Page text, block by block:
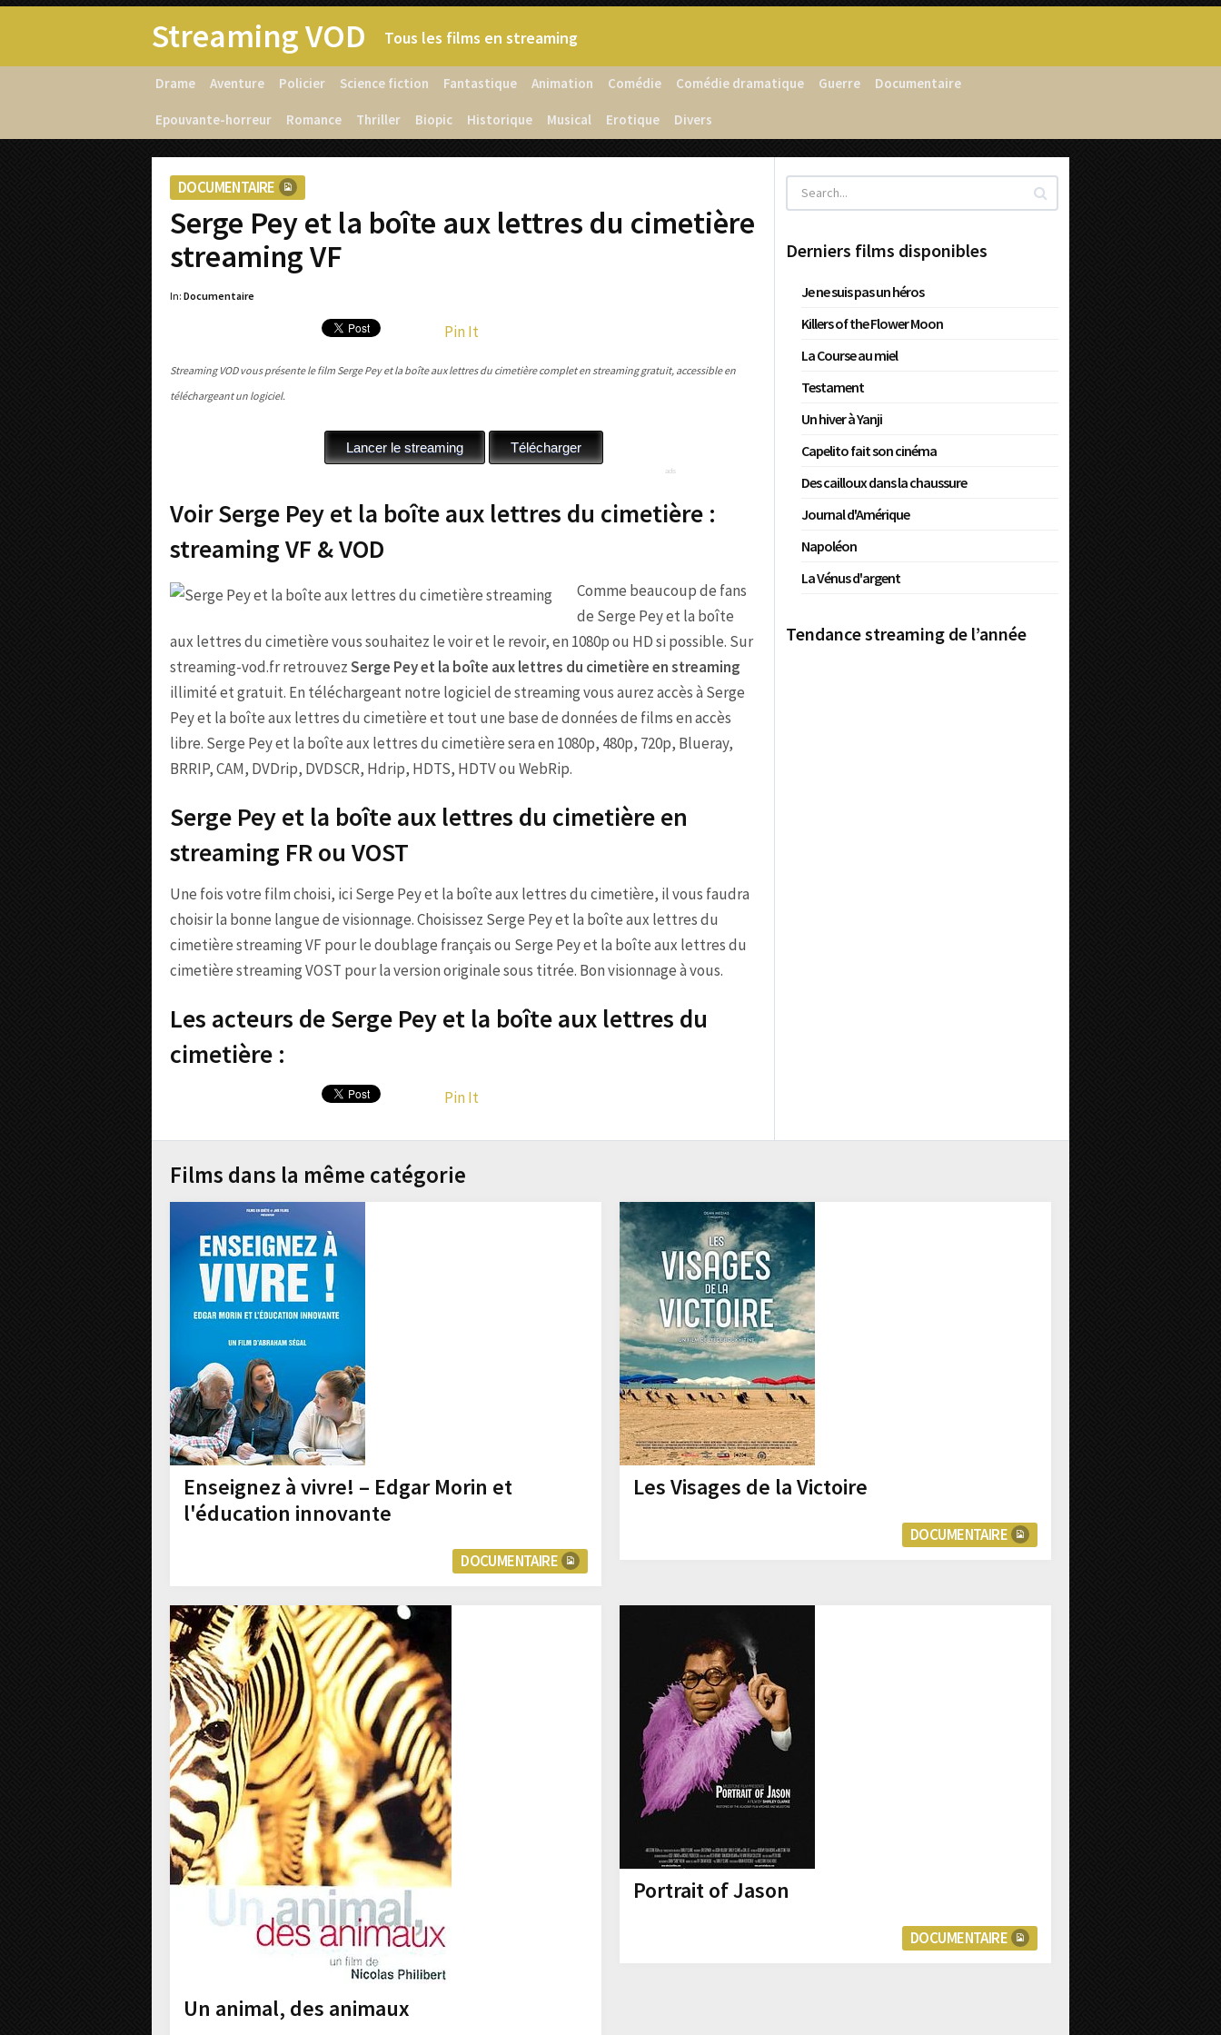
Streaming VOD Tous les films en streaming
Drame Aventure Policier Science fiction Fantastique Animation Comédie Comédie dramatique Guerre Documentaire
Epouvante-horreur Romance Thriller Biopic Historique Musical Erotique Divers
DOCUMENTAIRE
Serge Pey et la boîte aux lettres du cimetière
streaming VF
In: Documentaire
Pin It
Streaming VOD vous présente le film Serge Pey et la boîte aux lettres du cimetière complet en streaming gratuit, accessible en
téléchargeant un logiciel.
Voir Serge Pey et la boîte aux lettres du cimetière :
streaming VF & VOD
Comme beaucoup de fans
de Serge Pey et la boîte
aux lettres du cimetière vous souhaitez le voir et le revoir, en 1080p ou HD si possible. Sur
streaming-vod.fr retrouvezSerge Pey et la boîte aux lettres du cimetière en streaming
illimité et gratuit. En téléchargeant notre logiciel de streaming vous aurez accès à Serge
Pey et la boîte aux lettres du cimetière et tout une base de données de films en accès
libre. Serge Pey et la boîte aux lettres du cimetière sera en 1080p, 480p, 720p, Blueray,
BRRIP, CAM, DVDrip, DVDSCR, Hdrip, HDTS, HDTV ou WebRip.
Serge Pey et la boîte aux lettres du cimetière en
streaming FR ou VOST
Une fois votre film choisi, ici Serge Pey et la boîte aux lettres du cimetière, il vous faudra
choisir la bonne langue de visionnage. Choisissez Serge Pey et la boîte aux lettres du
cimetière streaming VF pour le doublage français ou Serge Pey et la boîte aux lettres du
cimetière streaming VOST pour la version originale sous titrée. Bon visionnage à vous.
Les acteurs de Serge Pey et la boîte aux lettres du
cimetière :
Pin It
Derniers films disponibles
Je ne suis pas un héros
Killers of the Flower Moon
La Course au miel
Testament
Un hiver à Yanji
Capelito fait son cinéma
Des cailloux dans la chaussure
Journal d'Amérique
Napoléon
La Vénus d'argent
Tendance streaming de l’année
Films dans la même catégorie
Enseignez à vivre! – Edgar Morin et
l'éducation innovante
DOCUMENTAIRE
Les Visages de la Victoire
DOCUMENTAIRE
Un animal, des animaux
Portrait of Jason
DOCUMENTAIRE